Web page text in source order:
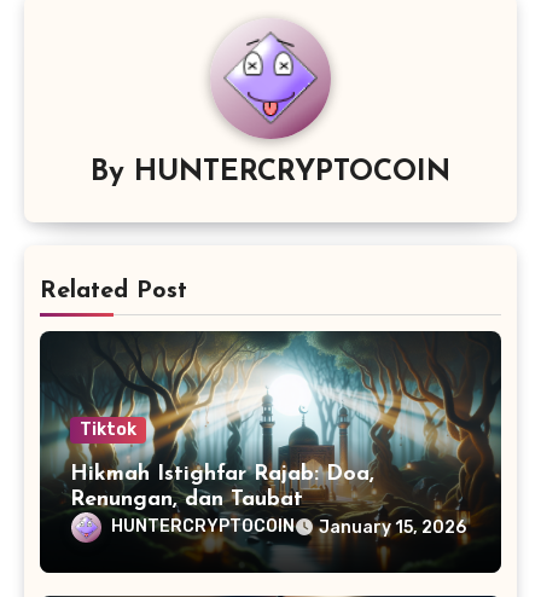
By HUNTERCRYPTOCOIN
Related Post
Tiktok
Hikmah Istighfar Rajab: Doa,
Renungan, dan Taubat
HUNTERCRYPTOCOIN January 15, 2026